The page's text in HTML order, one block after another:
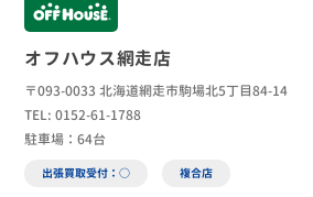
オフハウス網走店
〒093-0033 北海道網走市駒場北5丁目84-14
TEL: 0152-61-1788
駐車場：64台
出張買取受付：○ 複合店